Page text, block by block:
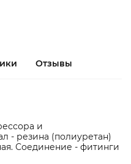
Отзывы
и
- резина (полиуретан)
Соединение - фитинги